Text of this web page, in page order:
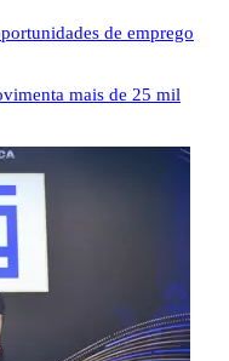
de emprego
mais de 25 mil